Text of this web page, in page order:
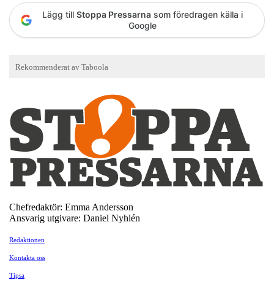
Lägg till Stoppa Pressarna som föredragen källa i
Google
Chefredaktör: Emma Andersson
Ansvarig utgivare: Daniel Nyhlén
Redaktionen
Kontakta oss
Tipsa